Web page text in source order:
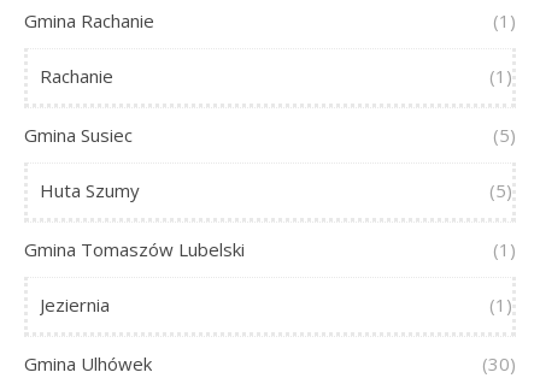
Gmina Rachanie (1)
Rachanie (1)
Gmina Susiec (5)
Huta Szumy (5)
Gmina Tomaszów Lubelski (1)
Jeziernia (1)
Gmina Ulhówek (30)